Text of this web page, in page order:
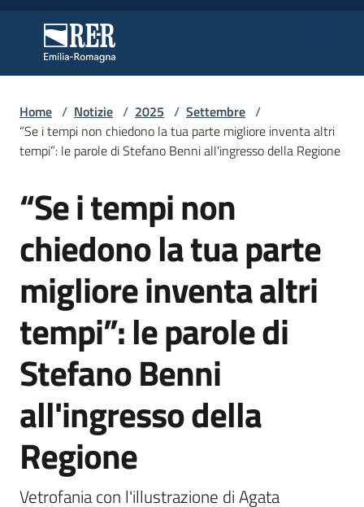
Regione Emilia-Romagna
Regione Emilia-Romagna
Regione
Novità
Servizi
Leggi
Atti
Bandi
Argomenti
Home / Notizie / 2025 / Settembre /
“Se i tempi non chiedono la tua parte migliore inventa altri
tempi”: le parole di Stefano Benni all'ingresso della Regione
Salta al contenuto
“Se i tempi non
chiedono la tua parte
migliore inventa altri
tempi”: le parole di
Stefano Benni
all'ingresso della
Regione
Vetrofania con l'illustrazione di Agata